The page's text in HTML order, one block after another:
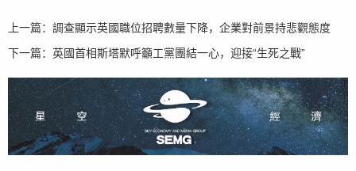
上一篇： 調查顯示英國職位招聘數量下降，企業對前景持悲觀態度
下一篇： 英國首相斯塔默呼籲工黨團結一心，迎接“生死之戰”